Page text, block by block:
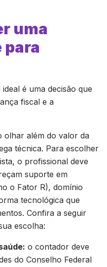
uma
é uma decisão que
fiscal e a
olhar além do valor da
técnica. Para escolher
o profissional deve
suporte em
o Fator R), domínio
tecnológica que
Confira a seguir
escolha:
o contador deve
do Conselho Federal